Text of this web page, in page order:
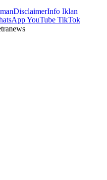
DisclaimerInfo Iklan
YouTube TikTok